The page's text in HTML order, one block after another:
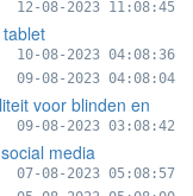
12-08-2023 11:08:45
10-08-2023 04:08:36
09-08-2023 04:08:04
voor blinden en
09-08-2023 03:08:42
media
07-08-2023 05:08:57